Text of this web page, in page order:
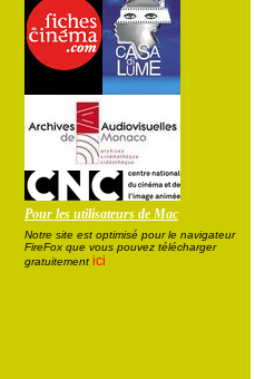
Pour les utilisateurs de Mac
Notre site est optimisé pour le navigateur
FireFox que vous pouvez télécharger
gratuitement ici